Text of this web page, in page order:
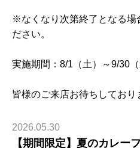
※なくなり次第終了となる場
ださい。
実施期間：8/1（土）～9/30（
皆様のご来店お待ちしており
2026.05.30
【期間限定】夏のカレー